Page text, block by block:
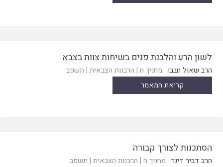
לשון הרע והלבנת פנים בשיחות צוות בצבא
הרב שאול חבבו מחניך ח | הרבנות הצבאית | תשפב
קריאת המאמר
הסתכנות לצורך קבורה
הרב דביר דינר מחניך ח | הרבנות הצבאית | תשפב